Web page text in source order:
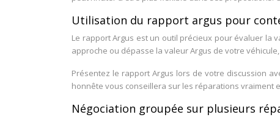
Utilisation du rapport argus pour
Le rapport Argus est un outil précieux pour évaluer la
approche ou dépasse la valeur Argus de votre
Présentez le rapport Argus lors de votre discussion
honnête vous conseillera sur les réparations vraiment
Négociation groupée sur plusieurs